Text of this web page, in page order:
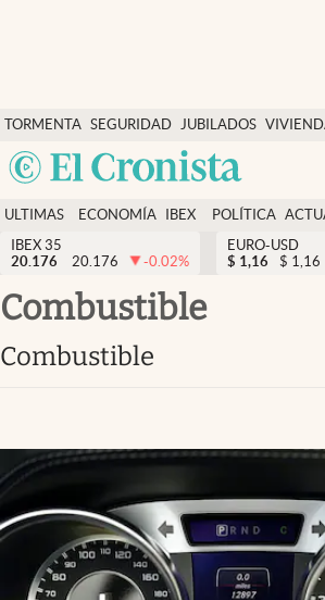
TORMENTA SEGURIDAD
SOCIAL
JUBILADOS
Economía y finanzas
Política
Actualidad
Criptomonedas
España
ULTIMAS
NOTICIAS
ECONOMÍA
FINANZAS
IBEX
EURO
POLÍTICA
IBEX 35
20.176
20.176 -0.02%
EURO-USD
$ 1,16 $ 1,16
Combustible
Combustible